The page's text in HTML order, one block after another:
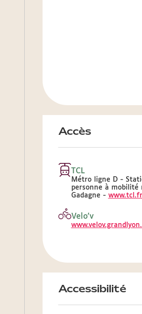
Accès
TCL
Métro ligne D -
personne à mobilité
Gadagne - www.tcl.fr
Velo’v
Accessibilité